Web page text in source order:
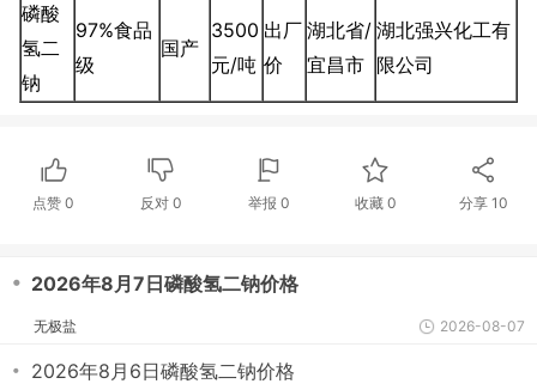
磷酸
氢二
钠
97%食品
级
国产
3500
元/吨
出厂
价
湖北省/
宜昌市
湖北强兴化工有
限公司
点赞0 反对 0 举报 0 收藏 0 分享 10
・ 2026年8月7日磷酸氢二钠价格
无极盐 2026-08-07
・ 2026年8月6日磷酸氢二钠价格